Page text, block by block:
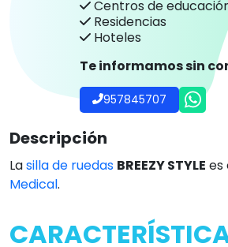
Centros de
Residencias
Hoteles
Te informamos sin
957845707
Descripción
Lasilla de ruedas BREEZY STYLE es
Medical.